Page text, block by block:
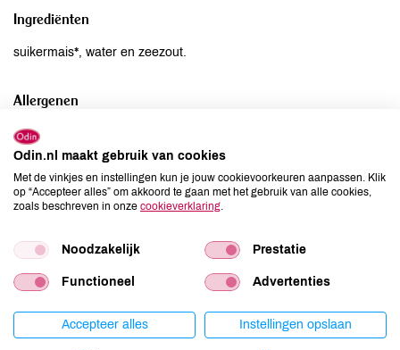
Ingrediënten
suikermais*, water en zeezout.
Allergenen
Aardnoten
Ei
niet aanwezig
Gluten
niet aanwezig
Lactose
niet aanwezig
Mosterd
niet aanwezig
Noten
niet aanwezig
niet aanwezig
Odin.nl maakt gebruik van cookies
Met de vinkjes en instellingen kun je jouw cookievoorkeuren aanpassen. Klik
op “Accepteer alles” om akkoord te gaan met het gebruik van alle cookies,
zoals beschreven in onze cookieverklaring
Noodzakelijk Prestatie
Functioneel Advertenties
Accepteer alles Instellingen opslaan